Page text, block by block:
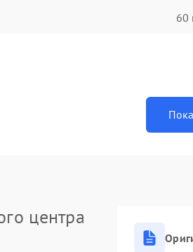
60
центра